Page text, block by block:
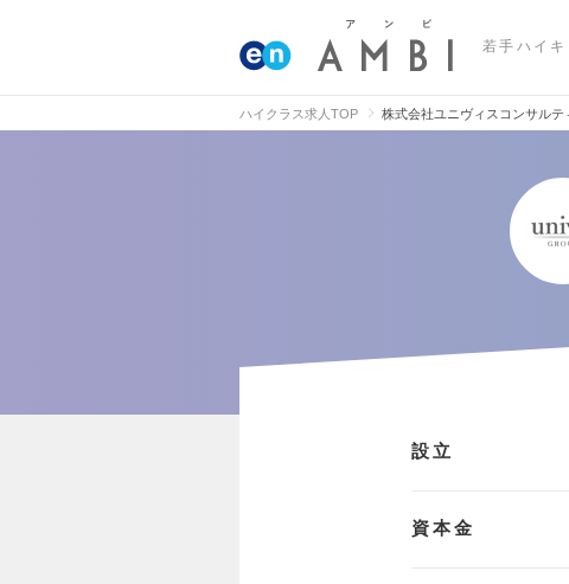
若手ハイ
ハイクラス求人TOP 株式会社ユニヴィスコンサルテ
設立
資本金